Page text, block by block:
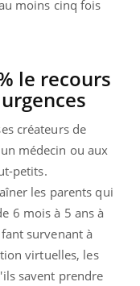
moins cinq fois
le recours
créateurs de
médecin ou aux
petits.
les parents qui
6 mois à 5 ans à
survenant à
virtuelles, les
savent prendre